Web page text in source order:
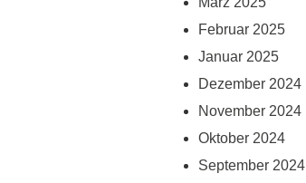
Februar 2025
Januar 2025
Dezember 2024
November 2024
Oktober 2024
September 2024